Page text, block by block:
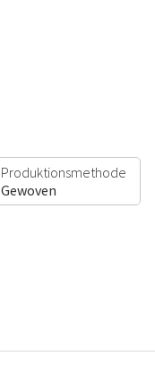
Produktionsmethode
Gewoven